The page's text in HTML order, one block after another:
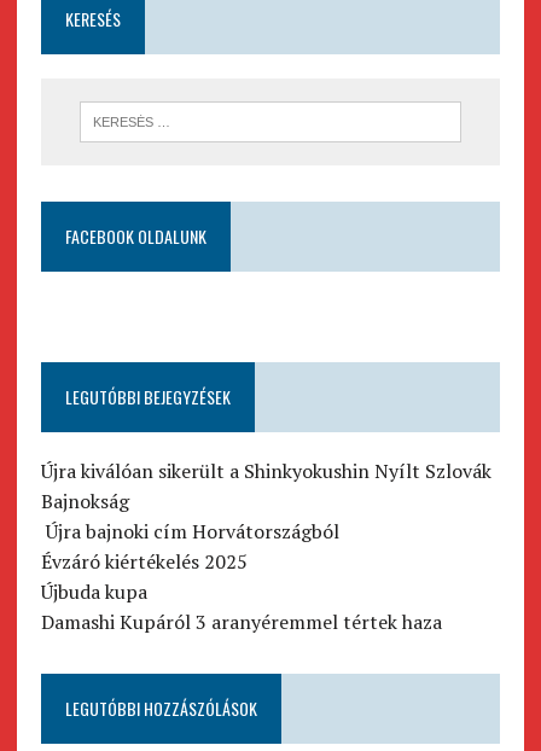
KERESÉS
FACEBOOK OLDALUNK
LEGUTÓBBI BEJEGYZÉSEK
Újra kiválóan sikerült a Shinkyokushin Nyílt Szlovák
Bajnokság
Újra bajnoki cím Horvátországból
Évzáró kiértékelés 2025
Újbuda kupa
Damashi Kupáról 3 aranyéremmel tértek haza
LEGUTÓBBI HOZZÁSZÓLÁSOK